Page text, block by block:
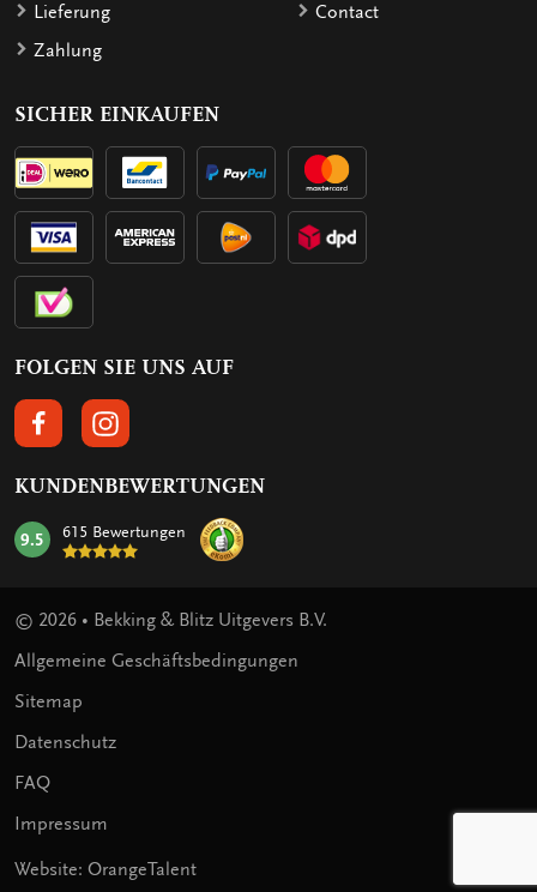
Lieferung
Zahlung
Contact
SICHER EINKAUFEN
FOLGEN SIE UNS AUF
FOLGEN SIE UNS AUF FACEBOOK
FOLGEN SIE UNS AUF INSTAGRAM
KUNDENBEWERTUNGEN
mark:
9.5 615 Bewertungen
© 2026 • Bekking & Blitz Uitgevers B.V.
Allgemeine Geschäftsbedingungen
Sitemap
Datenschutz
FAQ
Impressum
Website: OrangeTalent